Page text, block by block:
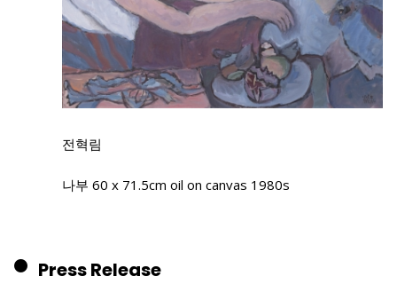
전혁림
나부 60 x 71.5cm oil on canvas 1980s
Press Release